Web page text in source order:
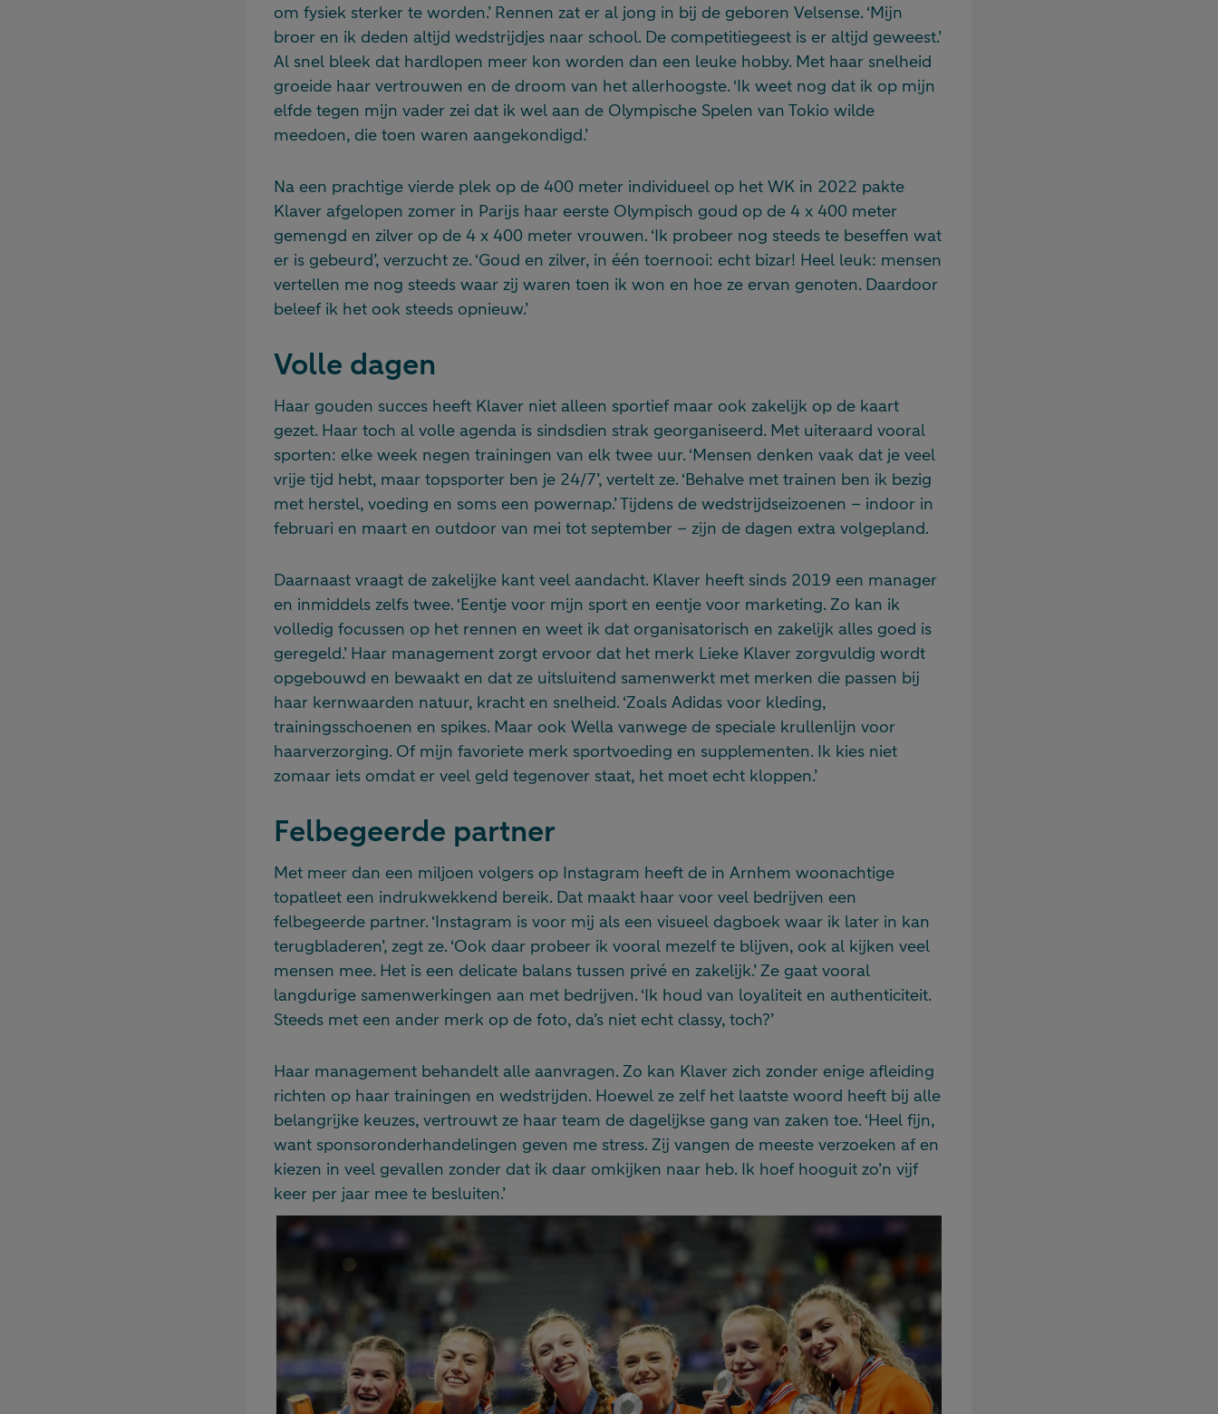
om fysiek sterker te worden.’ Rennen zat er al jong in bij de geboren Velsense. ‘Mijn
broer en ik deden altijd wedstrijdjes naar school. De competitiegeest is er altijd geweest.’
Al snel bleek dat hardlopen meer kon worden dan een leuke hobby. Met haar snelheid
groeide haar vertrouwen en de droom van het allerhoogste. ‘Ik weet nog dat ik op mijn
elfde tegen mijn vader zei dat ik wel aan de Olympische Spelen van Tokio wilde
meedoen, die toen waren aangekondigd.’
Na een prachtige vierde plek op de 400 meter individueel op het WK in 2022 pakte
Klaver afgelopen zomer in Parijs haar eerste Olympisch goud op de 4 x 400 meter
gemengd en zilver op de 4 x 400 meter vrouwen. ‘Ik probeer nog steeds te beseffen wat
er is gebeurd’, verzucht ze. ‘Goud en zilver, in één toernooi: echt bizar! Heel leuk: mensen
vertellen me nog steeds waar zij waren toen ik won en hoe ze ervan genoten. Daardoor
beleef ik het ook steeds opnieuw.’
Volle dagen
Haar gouden succes heeft Klaver niet alleen sportief maar ook zakelijk op de kaart
gezet. Haar toch al volle agenda is sindsdien strak georganiseerd. Met uiteraard vooral
sporten: elke week negen trainingen van elk twee uur. ‘Mensen denken vaak dat je veel
vrije tijd hebt, maar topsporter ben je 24/7’, vertelt ze. ‘Behalve met trainen ben ik bezig
met herstel, voeding en soms een powernap.’ Tijdens de wedstrijdseizoenen – indoor in
februari en maart en outdoor van mei tot september – zijn de dagen extra volgepland.
Daarnaast vraagt de zakelijke kant veel aandacht. Klaver heeft sinds 2019 een manager
en inmiddels zelfs twee. ‘Eentje voor mijn sport en eentje voor marketing. Zo kan ik
volledig focussen op het rennen en weet ik dat organisatorisch en zakelijk alles goed is
geregeld.’ Haar management zorgt ervoor dat het merk Lieke Klaver zorgvuldig wordt
opgebouwd en bewaakt en dat ze uitsluitend samenwerkt met merken die passen bij
haar kernwaarden natuur, kracht en snelheid. ‘Zoals Adidas voor kleding,
trainingsschoenen en spikes. Maar ook Wella vanwege de speciale krullenlijn voor
haarverzorging. Of mijn favoriete merk sportvoeding en supplementen. Ik kies niet
zomaar iets omdat er veel geld tegenover staat, het moet echt kloppen.’
Felbegeerde partner
Met meer dan een miljoen volgers op Instagram heeft de in Arnhem woonachtige
topatleet een indrukwekkend bereik. Dat maakt haar voor veel bedrijven een
felbegeerde partner. ‘Instagram is voor mij als een visueel dagboek waar ik later in kan
terugbladeren’, zegt ze. ‘Ook daar probeer ik vooral mezelf te blijven, ook al kijken veel
mensen mee. Het is een delicate balans tussen privé en zakelijk.’ Ze gaat vooral
langdurige samenwerkingen aan met bedrijven. ‘Ik houd van loyaliteit en authenticiteit.
Steeds met een ander merk op de foto, da’s niet echt classy, toch?’
Haar management behandelt alle aanvragen. Zo kan Klaver zich zonder enige afleiding
richten op haar trainingen en wedstrijden. Hoewel ze zelf het laatste woord heeft bij alle
belangrijke keuzes, vertrouwt ze haar team de dagelijkse gang van zaken toe. ‘Heel fijn,
want sponsoronderhandelingen geven me stress. Zij vangen de meeste verzoeken af en
kiezen in veel gevallen zonder dat ik daar omkijken naar heb. Ik hoef hooguit zo’n vijf
keer per jaar mee te besluiten.’